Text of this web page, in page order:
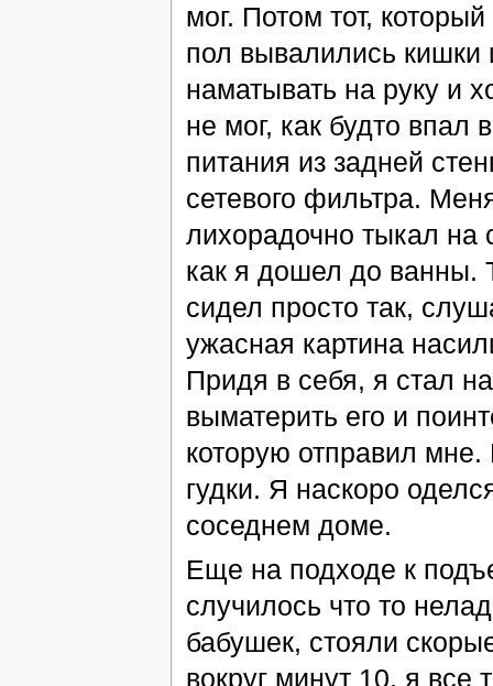
мог. Потом тот,
пол вывалились
наматывать на руку и
не мог, как будто
питания из задней
сетевого фильтра.
лихорадочно тыкал на
как я дошел до ванны.
сидел просто так,
ужасная картина
Придя в себя, я стал
выматерить его и
которую отправил
гудки. Я наскоро
соседнем доме.
Еще на подходе к
случилось что то
бабушек, стояли
вокруг минут 10, я